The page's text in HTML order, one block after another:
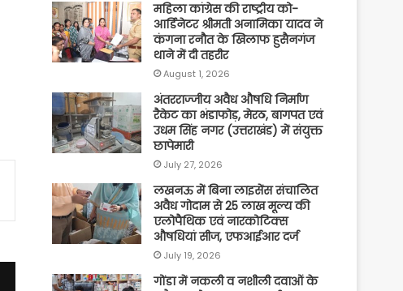
महिला कांग्रेस की राष्ट्रीय को-
आर्डिनेटर श्रीमती अनामिका यादव ने
कंगना रनौत के खिलाफ हुसैनगंज
थाने में दी तहरीर
August 1, 2026
अंतरराज्जीय अवैध औषधि निर्माण
रैकेट का भंडाफोड़, मेरठ, बागपत एवं
उधम सिंह नगर (उत्तराखंड) में संयुक्त
छापेमारी
July 27, 2026
लखनऊ में बिना लाइसेंस संचालित
अवैध गोदाम से 25 लाख मूल्य की
एलोपैथिक एवं नारकोटिक्स
औषधियां सीज, एफआईआर दर्ज
July 19, 2026
गोंडा में नकली व नशीली दवाओं के